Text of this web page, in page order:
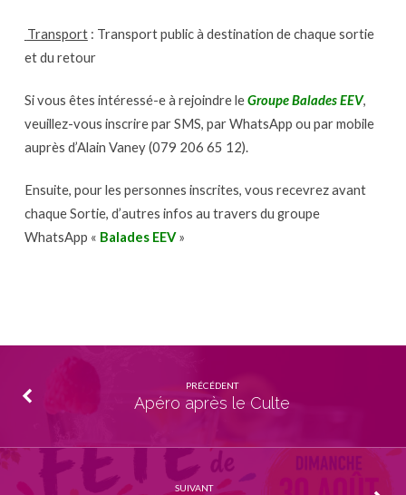
Transport: Transport public à destination de chaque sortie
et du retour
Si vous êtes intéressé-e à rejoindre leGroupe Balades EEV,
veuillez-vous inscrire par SMS, par WhatsApp ou par mobile
auprès d’Alain Vaney (079 206 65 12).
Ensuite, pour les personnes inscrites, vous recevrez avant
chaque Sortie, d’autres infos au travers du groupe
WhatsApp « Balades EEV »
PRÉCÉDENT
Apéro après le Culte
SUIVANT